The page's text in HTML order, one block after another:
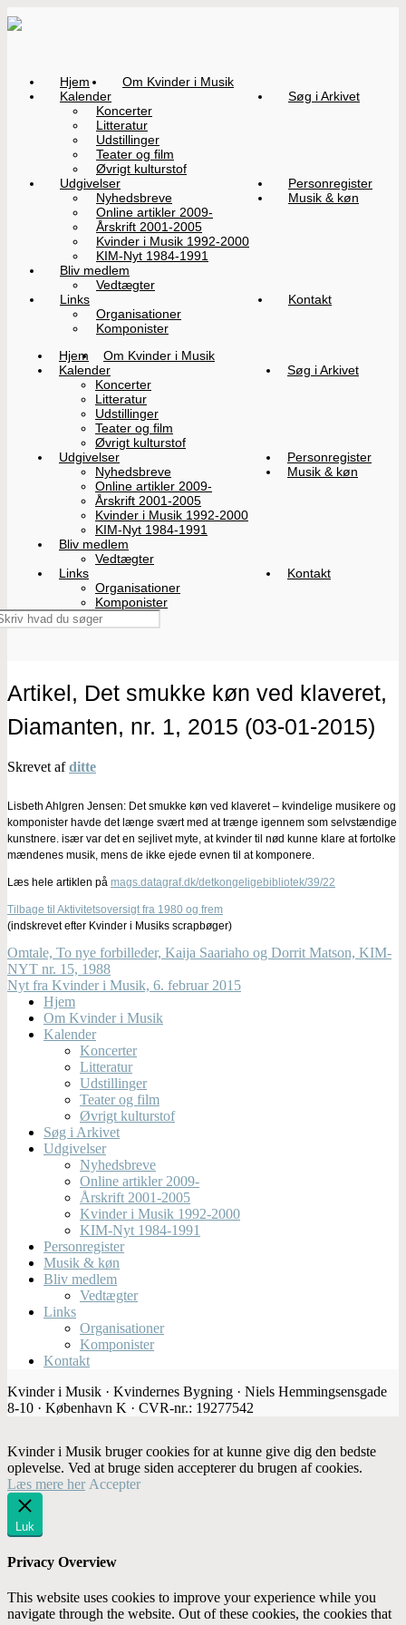
Hjem
Om Kvinder i Musik
Kalender
Koncerter
Litteratur
Udstillinger
Teater og film
Øvrigt kulturstof
Søg i Arkivet
Udgivelser
Nyhedsbreve
Online artikler 2009-
Årskrift 2001-2005
Kvinder i Musik 1992-2000
KIM-Nyt 1984-1991
Personregister
Musik & køn
Bliv medlem
Vedtægter
Links
Organisationer
Komponister
Kontakt
Hjem
Om Kvinder i Musik
Kalender
Koncerter
Litteratur
Udstillinger
Teater og film
Øvrigt kulturstof
Søg i Arkivet
Udgivelser
Nyhedsbreve
Online artikler 2009-
Årskrift 2001-2005
Kvinder i Musik 1992-2000
KIM-Nyt 1984-1991
Personregister
Musik & køn
Bliv medlem
Vedtægter
Links
Organisationer
Komponister
Kontakt
Artikel, Det smukke køn ved klaveret,
Diamanten, nr. 1, 2015 (03-01-2015)
Skrevet afditte
Lisbeth Ahlgren Jensen: Det smukke køn ved klaveret – kvindelige musikere og
komponister havde det længe svært med at trænge igennem som selvstændige
kunstnere. især var det en sejlivet myte, at kvinder til nød kunne klare at fortolke
mændenes musik, mens de ikke ejede evnen til at komponere.
Læs hele artiklen på mags.datagraf.dk/detkongeligebibliotek/39/22
Tilbage til Aktivitetsoversigt fra 1980 og frem
(indskrevet efter Kvinder i Musiks scrapbøger)
Omtale, To nye forbilleder, Kaija Saariaho og Dorrit Matson, KIM-
NYT nr. 15, 1988
Nyt fra Kvinder i Musik, 6. februar 2015
Hjem
Om Kvinder i Musik
Kalender
Koncerter
Litteratur
Udstillinger
Teater og film
Øvrigt kulturstof
Søg i Arkivet
Udgivelser
Nyhedsbreve
Online artikler 2009-
Årskrift 2001-2005
Kvinder i Musik 1992-2000
KIM-Nyt 1984-1991
Personregister
Musik & køn
Bliv medlem
Vedtægter
Links
Organisationer
Komponister
Kontakt
Kvinder i Musik · Kvindernes Bygning · Niels Hemmingsensgade
8-10 · København K · CVR-nr.: 19277542
Kvinder i Musik bruger cookies for at kunne give dig den bedste
oplevelse. Ved at bruge siden accepterer du brugen af cookies.
Læs mere her Accepter
Luk
Privacy Overview
This website uses cookies to improve your experience while you
navigate through the website. Out of these cookies, the cookies that